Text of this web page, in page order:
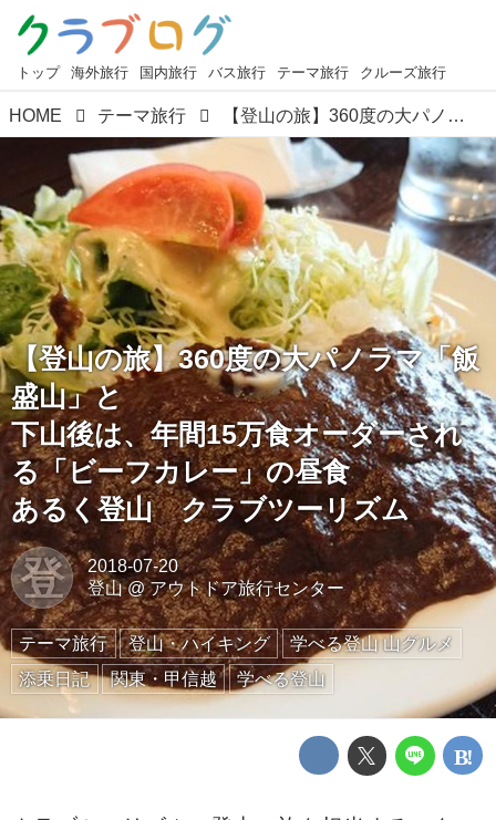
トップ 海外旅行 国内旅行 バス旅行 テーマ旅行 クルーズ旅行
HOME テーマ旅行 【登山の旅】360度の大パノラマ「飯盛山」と 下山後は、年間15万食オーダーされる「ビーフカレー」の昼食 あるく登山 クラブツーリズム
【登山の旅】360度の大パノラマ「飯
盛山」と
下山後は、年間15万食オーダーされ
る「ビーフカレー」の昼食
あるく登山 クラブツーリズム
登
2018-07-20
登山@アウトドア旅行センター
テーマ旅行 登山・ハイキング
学べる登山 山グルメ
添乗日記
関東・甲信越 学べる登山